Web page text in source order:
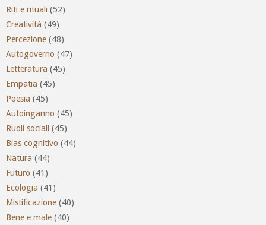
Riti e rituali (52)
Creatività (49)
Percezione (48)
Autogoverno (47)
Letteratura (45)
Empatia (45)
Poesia (45)
Autoinganno (45)
Ruoli sociali (45)
Bias cognitivo (44)
Natura (44)
Futuro (41)
Ecologia (41)
Mistificazione (40)
Bene e male (40)